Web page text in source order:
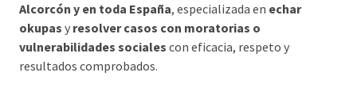
Alcorcón y en toda España, especializada en echar
okupas y resolver casos con moratorias o
vulnerabilidades sociales con eficacia, respeto y
resultados comprobados.